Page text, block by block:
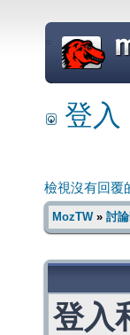
=
登入
檢視沒有回覆
MozTW» 討
登入